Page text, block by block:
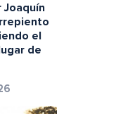
Joaquín
el
de